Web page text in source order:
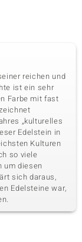
reichen und
ist ein sehr
Farbe mit fast
„kulturelles
Edelstein in
Kulturen
so viele
um diesen
sich daraus,
Edelsteine war,